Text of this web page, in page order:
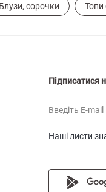
сорочки Топи
Підписатися
Введіть E-mail
Наші листи